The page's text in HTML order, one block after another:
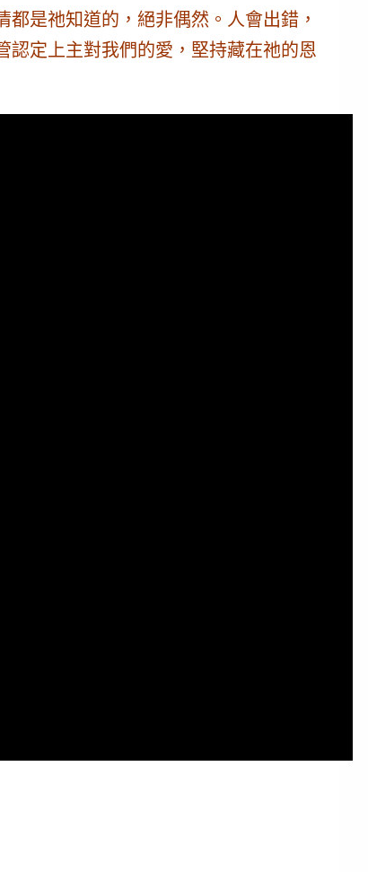
是祂知道的，絕非偶然。人會出錯，
認定上主對我們的愛，堅持藏在祂的恩